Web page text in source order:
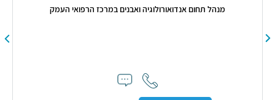
​מנהל תחום אנדואורולוגיה ואבנים במרכז הרפואי העמק